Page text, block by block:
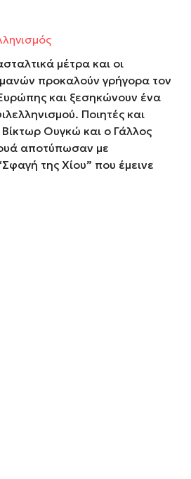
μέτρα και οι
προκαλούν γρήγορα τον
και ξεσηκώνουν ένα
Ποιητές και
Ουγκώ και ο Γάλλος
αποτύπωσαν με
της Χίου” που έμεινε